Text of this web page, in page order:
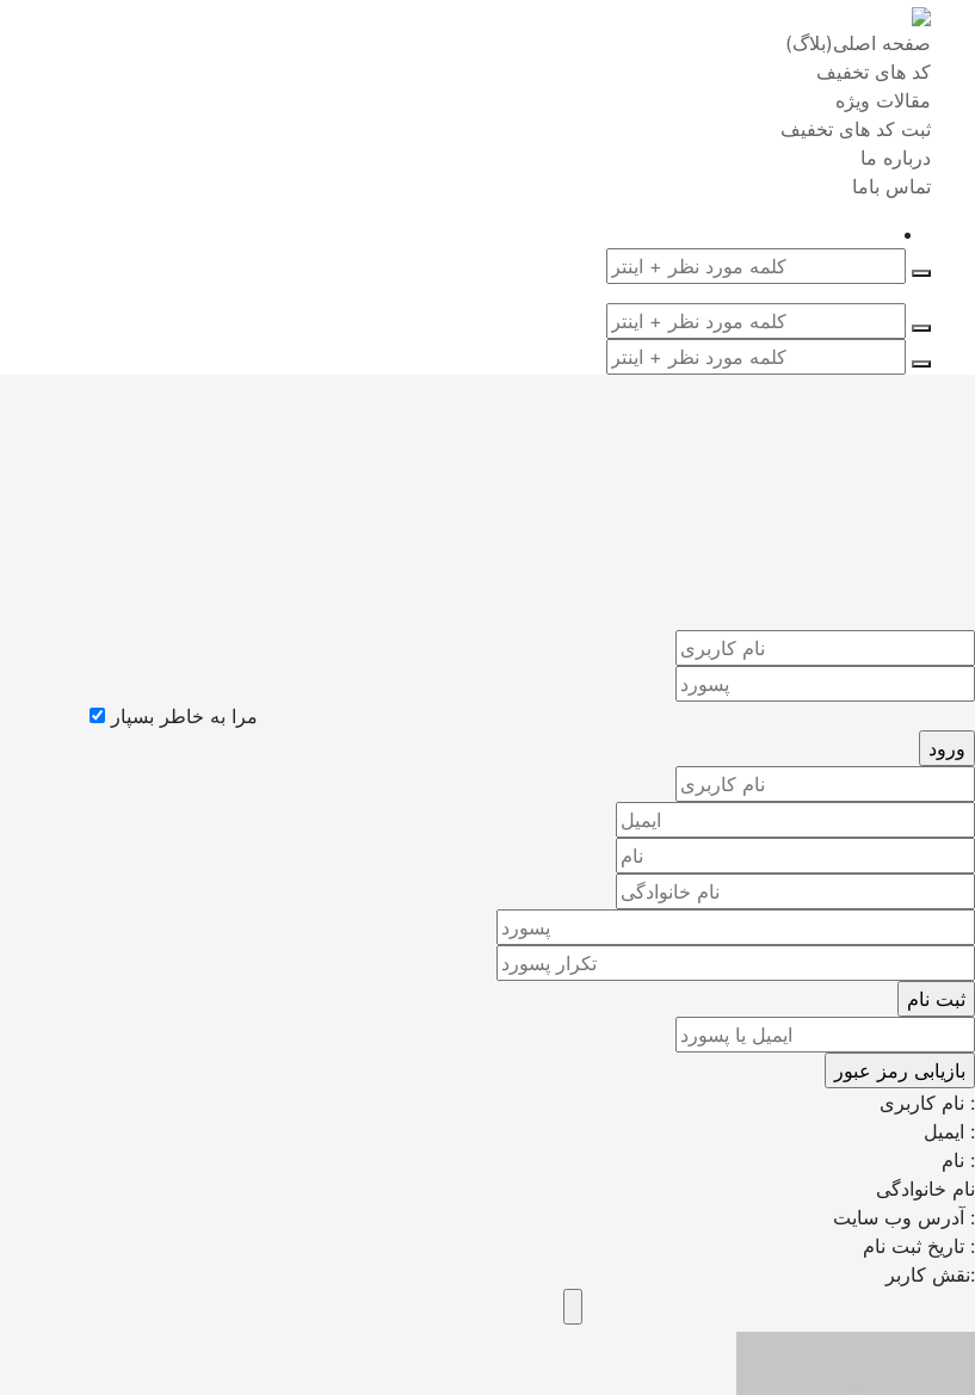
صفحه اصلی(بلاگ)
کد های تخفیف
مقالات ویژه
ثبت کد های تخفیف
درباره ما
تماس باما
مرا به خاطر بسپار
نام کاربری :
ایمیل :
نام :
نام خانوادگی
آدرس وب سایت :
تاریخ ثبت نام :
نقش کاربر: